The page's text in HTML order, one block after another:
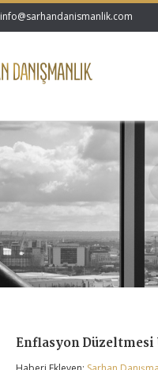
info@sarhandanismanlik.com
Enflasyon